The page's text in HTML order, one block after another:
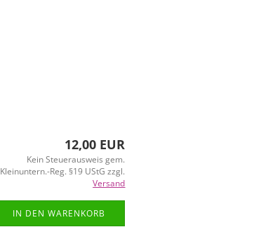
12,00 EUR
Kein Steuerausweis gem.
Kleinuntern.-Reg. §19 UStG zzgl.
Versand
IN DEN WARENKORB